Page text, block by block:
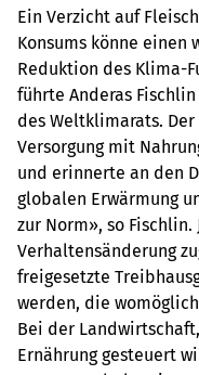
Ein Verzicht auf
Konsums könne einen
Reduktion des Klima-
führte Anderas
des Weltklimarats.
Versorgung mit
und erinnerte an den
globalen Erwärmung
zur Norm», so
Verhaltensänderung
freigesetzte
werden, die
Bei der
Ernährung gesteuert